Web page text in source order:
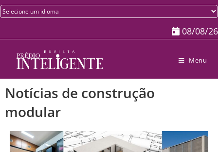
08/08/26
Menu
Notícias de construção
modular